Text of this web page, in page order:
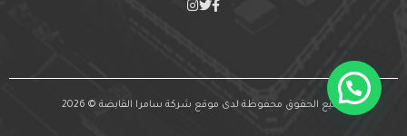
جميع الحقوق محفوظة لدى موقع شركة سامرا القابضة © 2026